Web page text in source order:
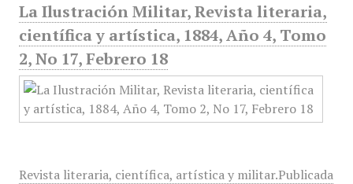
La Ilustración Militar, Revista literaria,
científica y artística, 1884, Año 4, Tomo
2, No 17, Febrero 18
Revista literaria, científica, artística y militar.Publicada